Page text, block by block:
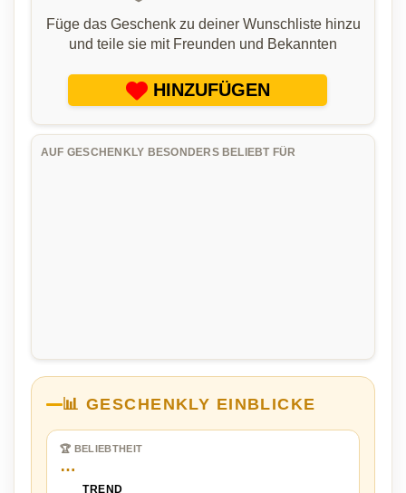
Füge das Geschenk zu deiner Wunschliste hinzu
und teile sie mit Freunden und Bekannten
HINZUFÜGEN
AUF GESCHENKLY BESONDERS BELIEBT FÜR
📊 GESCHENKLY EINBLICKE
🏆 BELIEBTHEIT
…
TREND